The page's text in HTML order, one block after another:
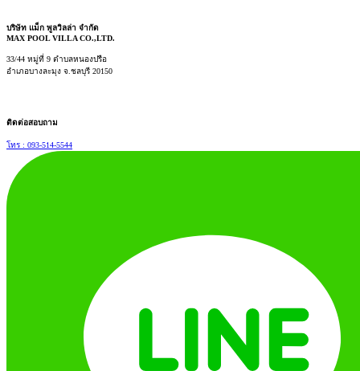
MAX POOL VILLA CO.,LTD.
33/44 หมู่ที่ 9 ตำบลหนองปรือ
อำเภอบางละมุง จ.ชลบุรี 20150
ติดต่อสอบถาม